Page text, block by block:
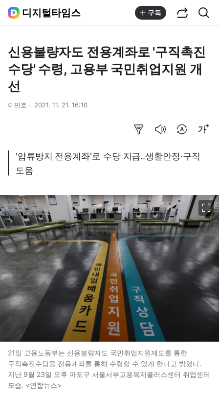
디지털타임스 구독
신용불량자도 전용계좌로 '구직촉진
수당' 수령, 고용부 국민취업지원 개
선
이민호 2021. 11. 21. 16:10
'압류방지 전용계좌'로 수당 지급..생활안정·구직
도움
21일 고용노동부는 신용불량자도 국민취업지원제도를 통한
구직촉진수당을 전용계좌를 통해 수령할 수 있게 한다고 밝혔다.
지난 9월 23일 오후 마포구 서울서부고용복지플러스센터 취업센터
모습. <연합뉴스>